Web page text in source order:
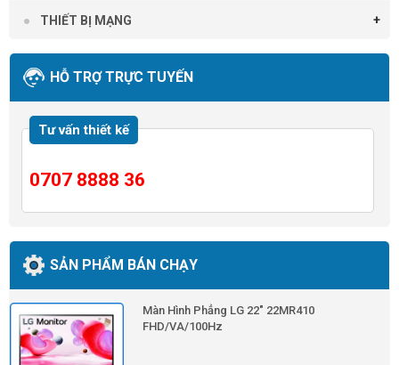
THIẾT BỊ MẠNG
HỖ TRỢ TRỰC TUYẾN
Tư vấn thiết kế
0707 8888 36
SẢN PHẨM BÁN CHẠY
Màn Hình Phẳng LG 22" 22MR410
FHD/VA/100Hz